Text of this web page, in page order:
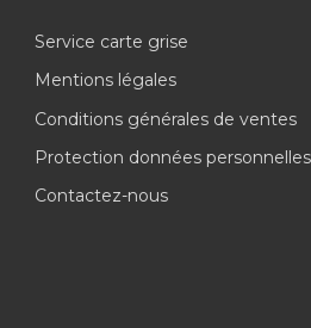
Service carte grise
Mentions légales
Conditions générales de ventes
Protection données personnelles
Contactez-nous